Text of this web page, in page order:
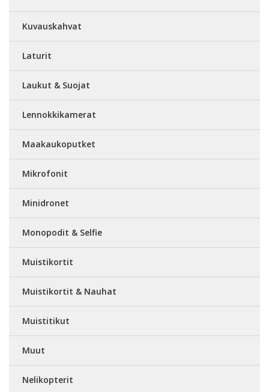
Kuvauskahvat
Laturit
Laukut & Suojat
Lennokkikamerat
Maakaukoputket
Mikrofonit
Minidronet
Monopodit & Selfie
Muistikortit
Muistikortit & Nauhat
Muistitikut
Muut
Nelikopterit